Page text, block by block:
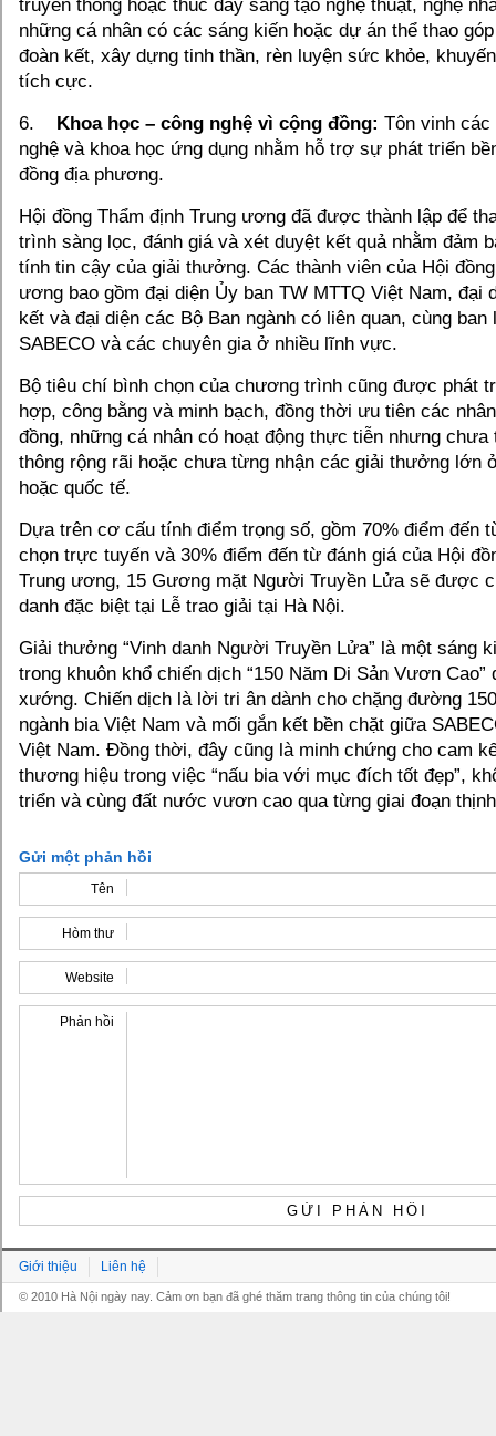
truyền thống hoặc thúc đẩy sáng tạo nghệ thuật, nghệ
những cá nhân có các sáng kiến hoặc dự án thể thao
đoàn kết, xây dựng tinh thần, rèn luyện sức khỏe,
tích cực.
6. Khoa học – công nghệ vì cộng đồng​: Tôn vinh các
nghệ và khoa học ứng dụng nhằm hỗ trợ sự phát triển
đồng địa phương.​
Hội đồng Thẩm định Trung ương đã được thành lập để
trình sàng lọc, đánh giá và xét duyệt kết quả nhằm đảm
tính tin cậy của giải thưởng. Các thành viên của Hội
ương bao gồm đại diện Ủy ban TW MTTQ Việt Nam, đại
kết và đại diện các Bộ Ban ngành có liên quan, cùng ban
SABECO và các chuyên gia ở nhiều lĩnh vực.
Bộ tiêu chí bình chọn của chương trình cũng được phát
hợp, công bằng và minh bạch, đồng thời ưu tiên các
đồng, những cá nhân có hoạt động thực tiễn nhưng
thông rộng rãi hoặc chưa từng nhận các giải thưởng lớn
hoặc quốc tế​.
Dựa trên cơ cấu tính điểm trọng số, gồm 70% điểm đến
chọn trực tuyến và 30% điểm đến từ đánh giá của Hội
Trung ương, 15 Gương mặt Người Truyền Lửa sẽ được
danh đặc biệt tại Lễ trao giải tại Hà Nội.
Giải thưởng “Vinh danh Người Truyền Lửa” là một sáng
trong khuôn khổ chiến dịch “150 Năm Di Sản Vươn Cao”
xướng. Chiến dịch là lời tri ân dành cho chặng đường
ngành bia Việt Nam và mối gắn kết bền chặt giữa
Việt Nam. Đồng thời, đây cũng là minh chứng cho cam
thương hiệu trong việc “nấu bia với mục đích tốt đẹp”,
triển và cùng đất nước vươn cao qua từng giai đoạn
Gửi một phản hồi
Tên
Hòm thư
Website
Phản hồi
Giới thiệu Liên hệ
© 2010 Hà Nội ngày nay. Cảm ơn bạn đã ghé thăm trang thông tin của chúng tôi!